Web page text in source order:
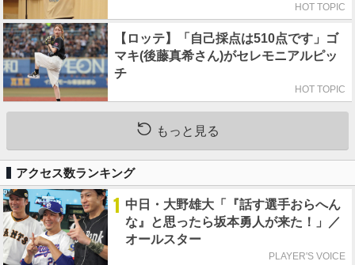
HOT TOPIC
【ロッテ】「自己採点は510点です」ゴ
マキ(後藤真希さん)がセレモニアルピッ
チ
HOT TOPIC
もっと見る
アクセス数ランキング
1 中日・大野雄大「『話す選手おらへん
な』と思ったら坂本勇人が来た！」／
オールスター
PLAYER'S VOICE